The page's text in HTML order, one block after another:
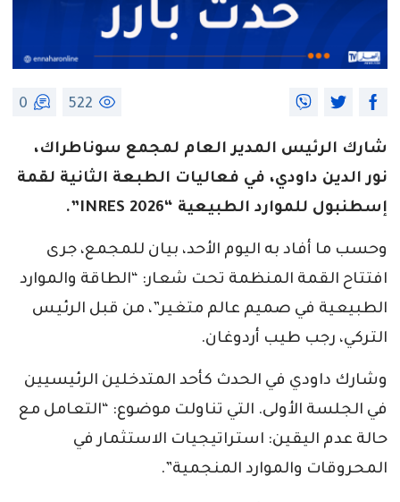
522
0
شارك الرئيس المدير العام لمجمع سوناطراك،
نور الدين داودي، في فعاليات الطبعة الثانية لقمة
إسطنبول للموارد الطبيعية “INRES 2026”.
وحسب ما أفاد به اليوم الأحد، بيان للمجمع، جرى
افتتاح القمة المنظمة تحت شعار: “الطاقة والموارد
الطبيعية في صميم عالم متغير”، من قبل الرئيس
التركي، رجب طيب أردوغان.
وشارك داودي في الحدث كأحد المتدخلين الرئيسيين
في الجلسة الأولى. التي تناولت موضوع: “التعامل مع
حالة عدم اليقين: استراتيجيات الاستثمار في
المحروقات والموارد المنجمية”.